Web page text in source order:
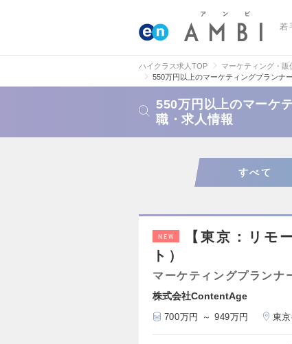
若
ハイクラス求人TOP マーケティング・販
550万円以上のマーケティングプランナ
550万円以上のマーケ
職・求人情報
すべて
NEW
【東京：リモ
ト）
マーケティングプランナ
株式会社ContentAge
700万円 ～ 949万円 東